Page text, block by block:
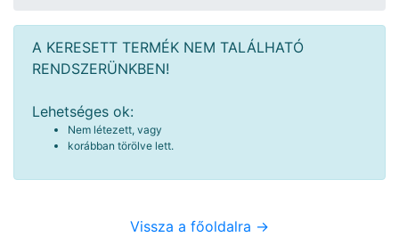
A KERESETT TERMÉK NEM TALÁLHATÓ
RENDSZERÜNKBEN!
Lehetséges ok:
Nem létezett, vagy
korábban törölve lett.
Vissza a főoldalra ->